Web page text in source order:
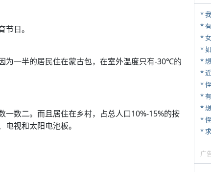
日。
为一半的居民住在蒙古包，在室外温度只有-30℃的
数二。而且居住在乡村，占总人口10%-15%的按
视和太阳电池板。
*
*
*
*
*
*
*
*
*
广